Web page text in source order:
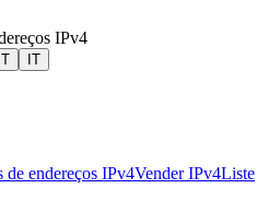
IPv4
IT
endereços IPv4Vender IPv4Liste